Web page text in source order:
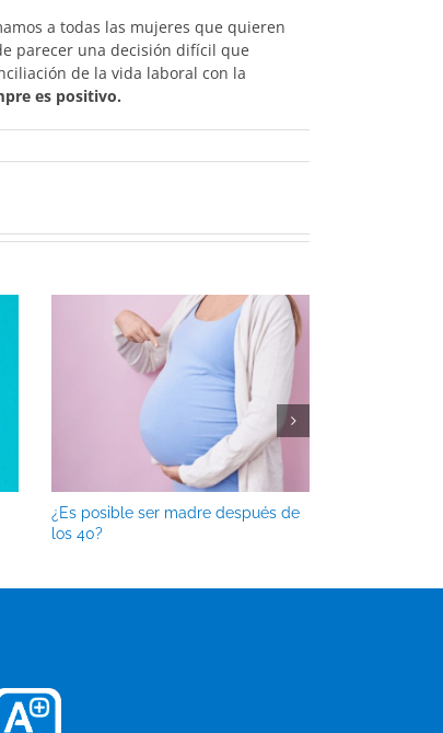
a todas las mujeres que quieren
parecer una decisión difícil que
de la vida laboral con la
es positivo.
¿Es posible ser madre después de
los 40?